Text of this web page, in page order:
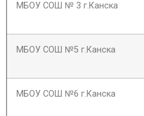
МБОУ СОШ № 3 г.Канска
МБОУ СОШ №5 г.Канска
МБОУ СОШ №6 г.Канска